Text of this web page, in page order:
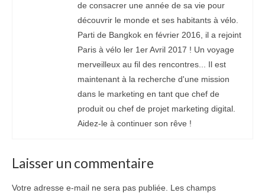
de consacrer une année de sa vie pour
découvrir le monde et ses habitants à vélo.
Parti de Bangkok en février 2016, il a rejoint
Paris à vélo ler 1er Avril 2017 ! Un voyage
merveilleux au fil des rencontres... Il est
maintenant à la recherche d'une mission
dans le marketing en tant que chef de
produit ou chef de projet marketing digital.
Aidez-le à continuer son rêve !
Laisser un commentaire
Votre adresse e-mail ne sera pas publiée.
Les champs